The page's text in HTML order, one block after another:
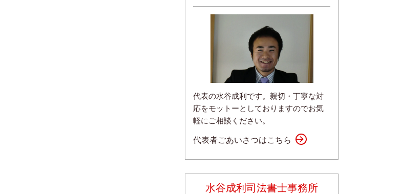
代表の水谷成利です。親切・丁寧な対
応をモットーとしておりますのでお気
軽にご相談ください。
代表者ごあいさつはこちら
水谷成利司法書士事務所